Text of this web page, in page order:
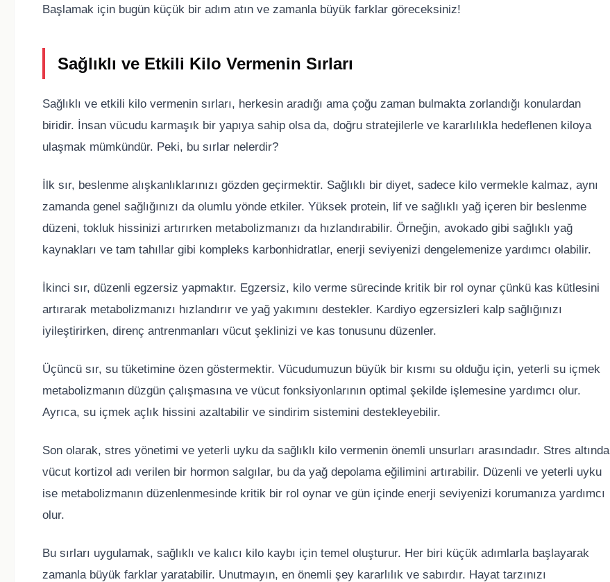
Başlamak için bugün küçük bir adım atın ve zamanla büyük farklar göreceksiniz!
Sağlıklı ve Etkili Kilo Vermenin Sırları
Sağlıklı ve etkili kilo vermenin sırları, herkesin aradığı ama çoğu zaman bulmakta zorlandığı konulardan
biridir. İnsan vücudu karmaşık bir yapıya sahip olsa da, doğru stratejilerle ve kararlılıkla hedeflenen kiloya
ulaşmak mümkündür. Peki, bu sırlar nelerdir?
İlk sır, beslenme alışkanlıklarınızı gözden geçirmektir. Sağlıklı bir diyet, sadece kilo vermekle kalmaz, aynı
zamanda genel sağlığınızı da olumlu yönde etkiler. Yüksek protein, lif ve sağlıklı yağ içeren bir beslenme
düzeni, tokluk hissinizi artırırken metabolizmanızı da hızlandırabilir. Örneğin, avokado gibi sağlıklı yağ
kaynakları ve tam tahıllar gibi kompleks karbonhidratlar, enerji seviyenizi dengelemenize yardımcı olabilir.
İkinci sır, düzenli egzersiz yapmaktır. Egzersiz, kilo verme sürecinde kritik bir rol oynar çünkü kas kütlesini
artırarak metabolizmanızı hızlandırır ve yağ yakımını destekler. Kardiyo egzersizleri kalp sağlığınızı
iyileştirirken, direnç antrenmanları vücut şeklinizi ve kas tonusunu düzenler.
Üçüncü sır, su tüketimine özen göstermektir. Vücudumuzun büyük bir kısmı su olduğu için, yeterli su içmek
metabolizmanın düzgün çalışmasına ve vücut fonksiyonlarının optimal şekilde işlemesine yardımcı olur.
Ayrıca, su içmek açlık hissini azaltabilir ve sindirim sistemini destekleyebilir.
Son olarak, stres yönetimi ve yeterli uyku da sağlıklı kilo vermenin önemli unsurları arasındadır. Stres altında
vücut kortizol adı verilen bir hormon salgılar, bu da yağ depolama eğilimini artırabilir. Düzenli ve yeterli uyku
ise metabolizmanın düzenlenmesinde kritik bir rol oynar ve gün içinde enerji seviyenizi korumanıza yardımcı
olur.
Bu sırları uygulamak, sağlıklı ve kalıcı kilo kaybı için temel oluşturur. Her biri küçük adımlarla başlayarak
zamanla büyük farklar yaratabilir. Unutmayın, en önemli şey kararlılık ve sabırdır. Hayat tarzınızı